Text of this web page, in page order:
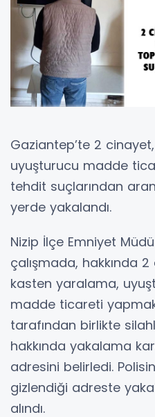
Gaziantep’te 2
uyuşturucu madde
tehdit suçlarından
yerde yakalandı.
Nizip İlçe Emniyet
çalışmada, hakkında
kasten yaralama,
madde ticareti
tarafından birlikte
hakkında yakalama
adresini belirledi.
gizlendiği adreste
alındı.